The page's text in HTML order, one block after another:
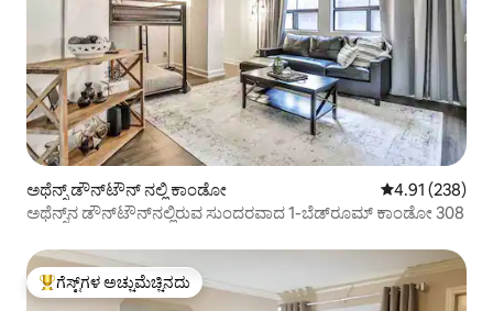
ಅಥೆನ್ಸ್ ಡೌನ್‌ಟೌನ್ ನಲ್ಲಿ ಕಾಂಡೋ 5 ರಲ್ಲಿ 4.91
4.91 (238)
ಅಥೆನ್ಸ್‌ನ ಡೌನ್‌ಟೌನ್‌ನಲ್ಲಿರುವ ಸುಂದರವಾದ 1-ಬೆಡ್‌ರೂಮ್ ಕಾಂಡೋ 308
ಗೆಸ್ಟ್‌ಗಳಿಗೆ ಅತಿ ಹೆಚ್ಚು ಅಚ್ಚುಮೆಚ್ಚಿನದು
ಗೆಸ್ಟ್‌ಗಳ ಅಚ್ಚುಮೆಚ್ಚಿನದು